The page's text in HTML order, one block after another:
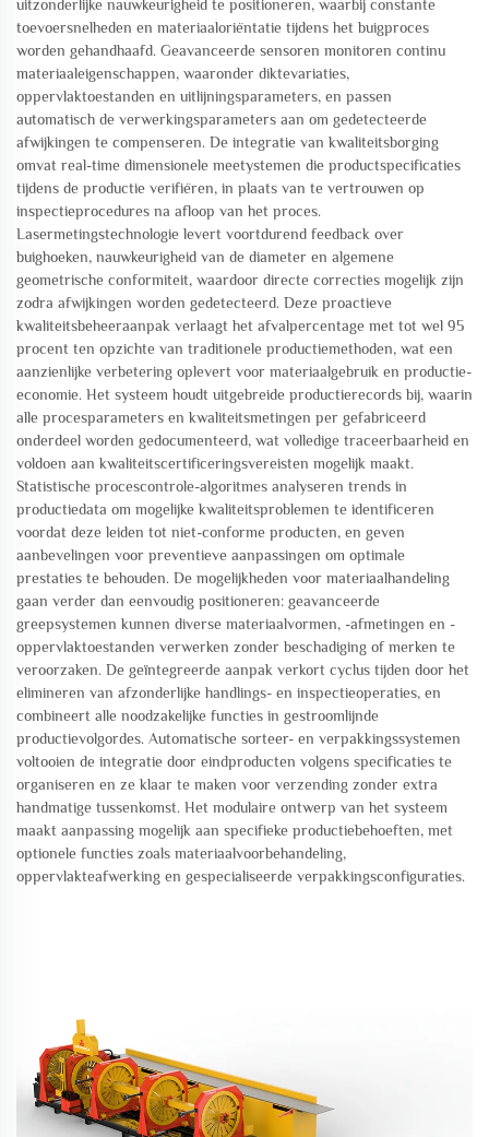
uitzonderlijke nauwkeurigheid te positioneren, waarbij constante
toevoersnelheden en materiaaloriëntatie tijdens het buigproces
worden gehandhaafd. Geavanceerde sensoren monitoren continu
materiaaleigenschappen, waaronder diktevariaties,
oppervlaktoestanden en uitlijningsparameters, en passen
automatisch de verwerkingsparameters aan om gedetecteerde
afwijkingen te compenseren. De integratie van kwaliteitsborging
omvat real-time dimensionele meetystemen die productspecificaties
tijdens de productie verifiëren, in plaats van te vertrouwen op
inspectieprocedures na afloop van het proces.
Lasermetingstechnologie levert voortdurend feedback over
buighoeken, nauwkeurigheid van de diameter en algemene
geometrische conformiteit, waardoor directe correcties mogelijk zijn
zodra afwijkingen worden gedetecteerd. Deze proactieve
kwaliteitsbeheeraanpak verlaagt het afvalpercentage met tot wel 95
procent ten opzichte van traditionele productiemethoden, wat een
aanzienlijke verbetering oplevert voor materiaalgebruik en productie-
economie. Het systeem houdt uitgebreide productierecords bij, waarin
alle procesparameters en kwaliteitsmetingen per gefabriceerd
onderdeel worden gedocumenteerd, wat volledige traceerbaarheid en
voldoen aan kwaliteitscertificeringsvereisten mogelijk maakt.
Statistische procescontrole-algoritmes analyseren trends in
productiedata om mogelijke kwaliteitsproblemen te identificeren
voordat deze leiden tot niet-conforme producten, en geven
aanbevelingen voor preventieve aanpassingen om optimale
prestaties te behouden. De mogelijkheden voor materiaalhandeling
gaan verder dan eenvoudig positioneren: geavanceerde
greepsystemen kunnen diverse materiaalvormen, -afmetingen en -
oppervlaktoestanden verwerken zonder beschadiging of merken te
veroorzaken. De geïntegreerde aanpak verkort cyclus tijden door het
elimineren van afzonderlijke handlings- en inspectieoperaties, en
combineert alle noodzakelijke functies in gestroomlijnde
productievolgordes. Automatische sorteer- en verpakkingssystemen
voltooien de integratie door eindproducten volgens specificaties te
organiseren en ze klaar te maken voor verzending zonder extra
handmatige tussenkomst. Het modulaire ontwerp van het systeem
maakt aanpassing mogelijk aan specifieke productiebehoeften, met
optionele functies zoals materiaalvoorbehandeling,
oppervlakteafwerking en gespecialiseerde verpakkingsconfiguraties.